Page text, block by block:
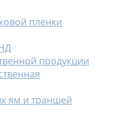
пленки
продукции
ям и траншей